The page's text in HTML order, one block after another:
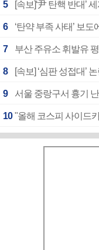
5 [속보]‘尹 탄핵 반대’
6
7 부산 주유소 휘발유
8
9 서울 중랑구서 흉기
10 "올해 코스피 사이드